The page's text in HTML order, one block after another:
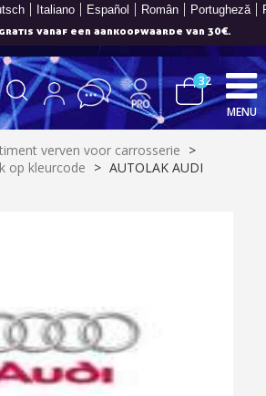
Italiano Español Român Portugheză
vanaf een aankoopwaarde van 30€.
vanaf een aankoopwaarde van 30€.
offerte in minder dan 1 minuut
en ontvang shopping vouchers
32
MENU
verven voor carrosserie >
op kleurcode > AUTOLAK AUDI